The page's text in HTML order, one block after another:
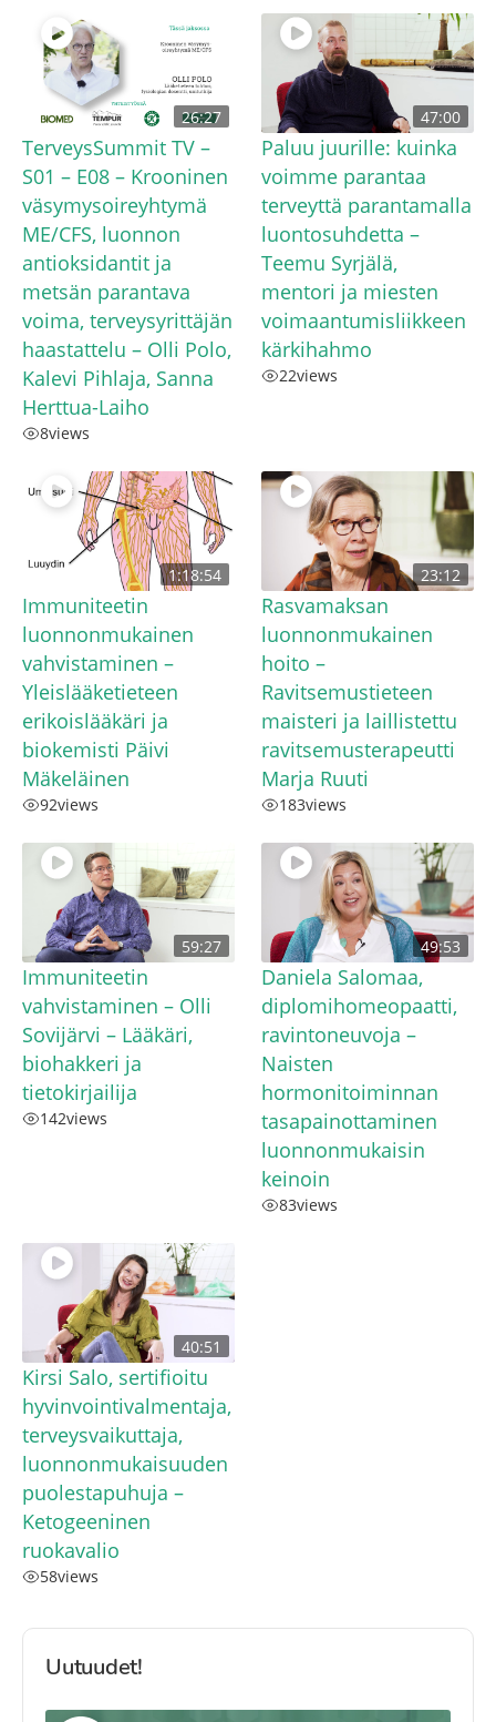
26:27
TerveysSummit TV –
S01 – E08 – Krooninen
väsymysoireyhtymä
ME/CFS, luonnon
antioksidantit ja
metsän parantava
voima, terveysyrittäjän
haastattelu – Olli Polo,
Kalevi Pihlaja, Sanna
Herttua-Laiho
8views
47:00
Paluu juurille: kuinka
voimme parantaa
terveyttä parantamalla
luontosuhdetta –
Teemu Syrjälä,
mentori ja miesten
voimaantumisliikkeen
kärkihahmo
22views
1:18:54
Immuniteetin
luonnonmukainen
vahvistaminen –
Yleislääketieteen
erikoislääkäri ja
biokemisti Päivi
Mäkeläinen
92views
23:12
Rasvamaksan
luonnonmukainen
hoito –
Ravitsemustieteen
maisteri ja laillistettu
ravitsemusterapeutti
Marja Ruuti
183views
59:27
Immuniteetin
vahvistaminen – Olli
Sovijärvi – Lääkäri,
biohakkeri ja
tietokirjailija
142views
49:53
Daniela Salomaa,
diplomihomeopaatti,
ravintoneuvoja –
Naisten
hormonitoiminnan
tasapainottaminen
luonnonmukaisin
keinoin
83views
40:51
Kirsi Salo, sertifioitu
hyvinvointivalmentaja,
terveysvaikuttaja,
luonnonmukaisuuden
puolestapuhuja –
Ketogeeninen
ruokavalio
58views
Uutuudet!